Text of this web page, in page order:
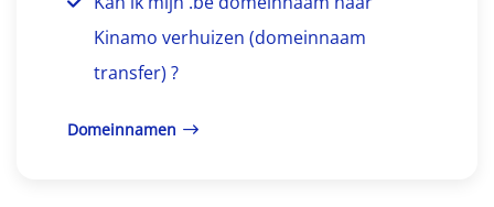
Kinamo verhuizen (domeinnaam
transfer) ?
Domeinnamen